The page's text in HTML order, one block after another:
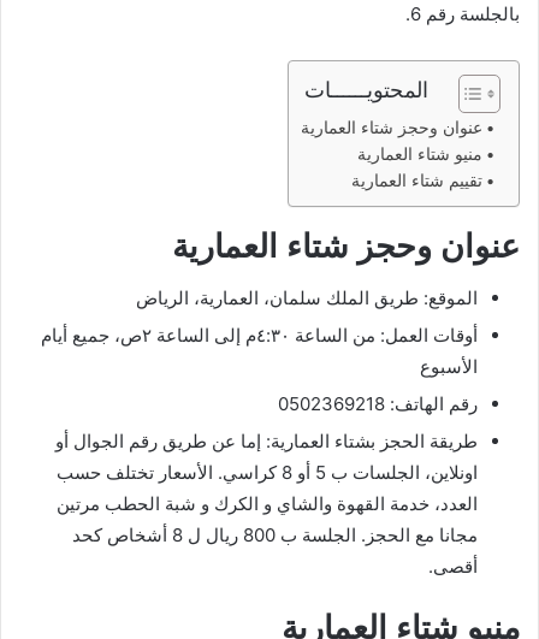
بالجلسة رقم 6.
المحتويــــــات
عنوان وحجز شتاء العمارية
منيو شتاء العمارية
تقييم شتاء العمارية
عنوان وحجز شتاء العمارية
الموقع: طريق الملك سلمان، العمارية، الرياض
أوقات العمل: من الساعة ٤:٣٠م إلى الساعة ٢ص، جميع أيام
الأسبوع
رقم الهاتف: 0502369218
طريقة الحجز بشتاء العمارية: إما عن طريق رقم الجوال أو
اونلاين، الجلسات ب 5 أو 8 كراسي. الأسعار تختلف حسب
العدد، خدمة القهوة والشاي و الكرك و شبة الحطب مرتين
مجانا مع الحجز. الجلسة ب 800 ريال ل 8 أشخاص كحد
أقصى.
منيو شتاء العمارية